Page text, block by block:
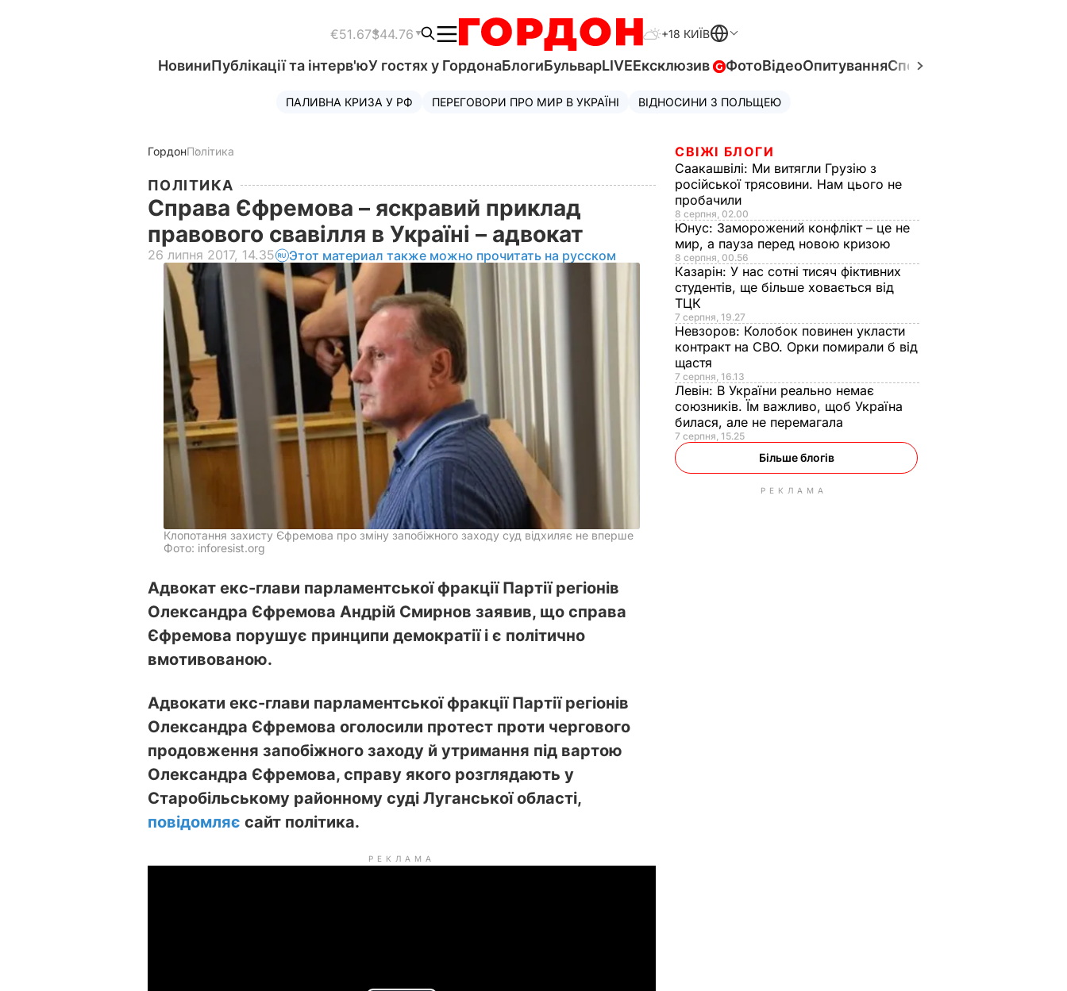
€51.67$44.76 +18 КИЇВ
НовиниПублікації та інтерв'юУ гостях у ГордонаБлогиБульварLIVEЕксклюзив ФотоВідеоОпитуванняСпецпроєкти
ПАЛИВНА КРИЗА У РФ ПЕРЕГОВОРИ ПРО МИР В УКРАЇНІ ВІДНОСИНИ З ПОЛЬЩЕЮ
ГордонПолітика
ПОЛІТИКА
Справа Єфремова – яскравий приклад
правового свавілля в Україні – адвокат
26 липня 2017, 14.35 Этот материал также можно прочитать на русском
Клопотання захисту Єфремова про зміну запобіжного заходу суд відхиляє не вперше
Фото: inforesist.org
Адвокат екс-глави парламентської фракції Партії регіонів
Олександра Єфремова Андрій Смирнов заявив, що справа
Єфремова порушує принципи демократії і є політично
вмотивованою.
Адвокати екс-глави парламентської фракції Партії регіонів
Олександра Єфремова оголосили протест проти чергового
продовження запобіжного заходу й утримання під вартою
Олександра Єфремова, справу якого розглядають у
Старобільському районному суді Луганської області,
повідомляє сайт політика.
РЕКЛАМА
СВІЖІ БЛОГИ
Саакашвілі: Ми витягли Грузію з
російської трясовини. Нам цього не
пробачили
8 серпня, 02.00
Юнус: Заморожений конфлікт – це не
мир, а пауза перед новою кризою
8 серпня, 00.56
Казарін: У нас сотні тисяч фіктивних
студентів, ще більше ховається від
ТЦК
7 серпня, 19.27
Невзоров: Колобок повинен укласти
контракт на СВО. Орки помирали б від
щастя
7 серпня, 16.13
Левін: В України реально немає
союзників. Їм важливо, щоб Україна
билася, але не перемагала
7 серпня, 15.25
Більше блогів
РЕКЛАМА